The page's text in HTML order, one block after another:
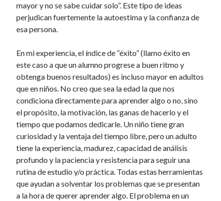
mayor y no se sabe cuidar solo”. Este tipo de ideas
perjudican fuertemente la autoestima y la confianza de
esa persona.
En mi experiencia, el índice de “éxito” (llamo éxito en
este caso a que un alumno progrese a buen ritmo y
obtenga buenos resultados) es incluso mayor en adultos
que en niños. No creo que sea la edad la que nos
condiciona directamente para aprender algo o no, sino
el propósito, la motivación, las ganas de hacerlo y el
tiempo que podamos dedicarle. Un niño tiene gran
curiosidad y la ventaja del tiempo libre, pero un adulto
tiene la experiencia, madurez, capacidad de análisis
profundo y la paciencia y resistencia para seguir una
rutina de estudio y/o práctica. Todas estas herramientas
que ayudan a solventar los problemas que se presentan
a la hora de querer aprender algo. El problema en un